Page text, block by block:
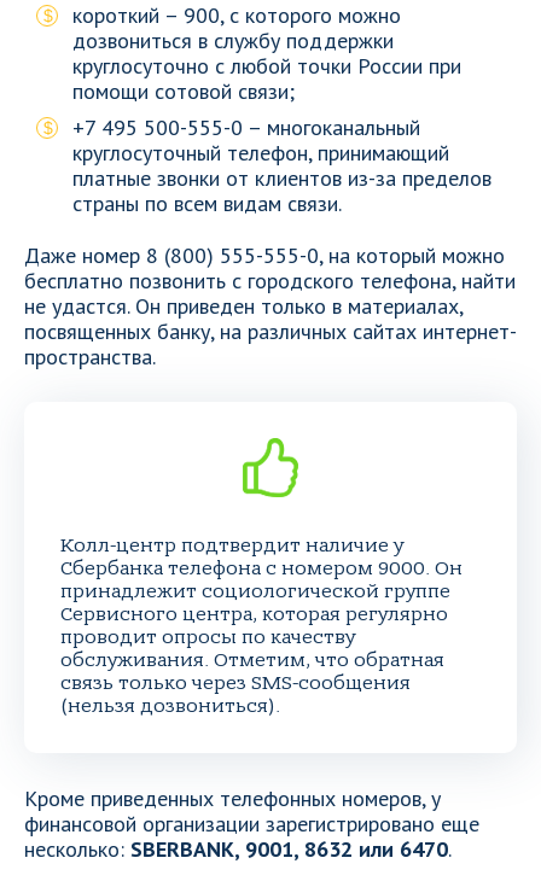
короткий – 900, с которого можно
дозвониться в службу поддержки
круглосуточно с любой точки России при
помощи сотовой связи;
+7 495 500-555-0 – многоканальный
круглосуточный телефон, принимающий
платные звонки от клиентов из-за пределов
страны по всем видам связи.
Даже номер 8 (800) 555-555-0, на который можно
бесплатно позвонить с городского телефона, найти
не удастся. Он приведен только в материалах,
посвященных банку, на различных сайтах интернет-
пространства.
Колл-центр подтвердит наличие у
Сбербанка телефона с номером 9000. Он
принадлежит социологической группе
Сервисного центра, которая регулярно
проводит опросы по качеству
обслуживания. Отметим, что обратная
связь только через SMS-сообщения
(нельзя дозвониться).
Кроме приведенных телефонных номеров, у
финансовой организации зарегистрировано еще
несколько: SBERBANK, 9001, 8632 или 6470.